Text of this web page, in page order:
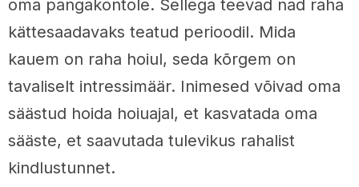
oma pangakontole. Sellega teevad nad raha
kättesaadavaks teatud perioodil. Mida
kauem on raha hoiul, seda kõrgem on
tavaliselt intressimäär. Inimesed võivad oma
säästud hoida hoiuajal, et kasvatada oma
sääste, et saavutada tulevikus rahalist
kindlustunnet.